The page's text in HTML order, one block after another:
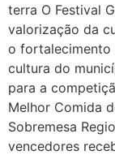
terra O Festival
valorização da
o fortalecimento
cultura do
para a
Melhor Comida
Sobremesa
vencedores